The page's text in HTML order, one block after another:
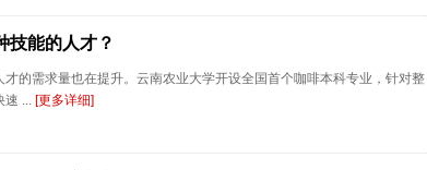
技能的人才？
的需求量也在提升。云南农业大学开设全国首个咖啡本科专业，针对整
速 ... [更多详细]